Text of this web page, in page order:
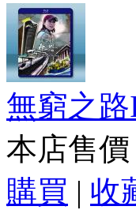
無窮之
本店售價
購買 | 收